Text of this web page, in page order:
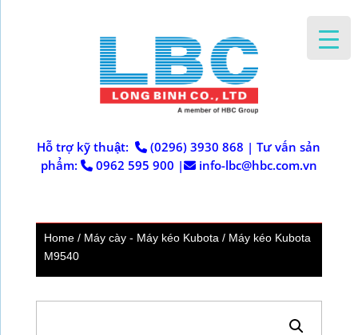
Hỗ trợ kỹ thuật: (0296) 3930 868 | Tư vấn sản
phẩm:
0962 595 900 | info-lbc@hbc.com.vn
Home/ Máy cày - Máy kéo Kubota / Máy kéo Kubota
M9540